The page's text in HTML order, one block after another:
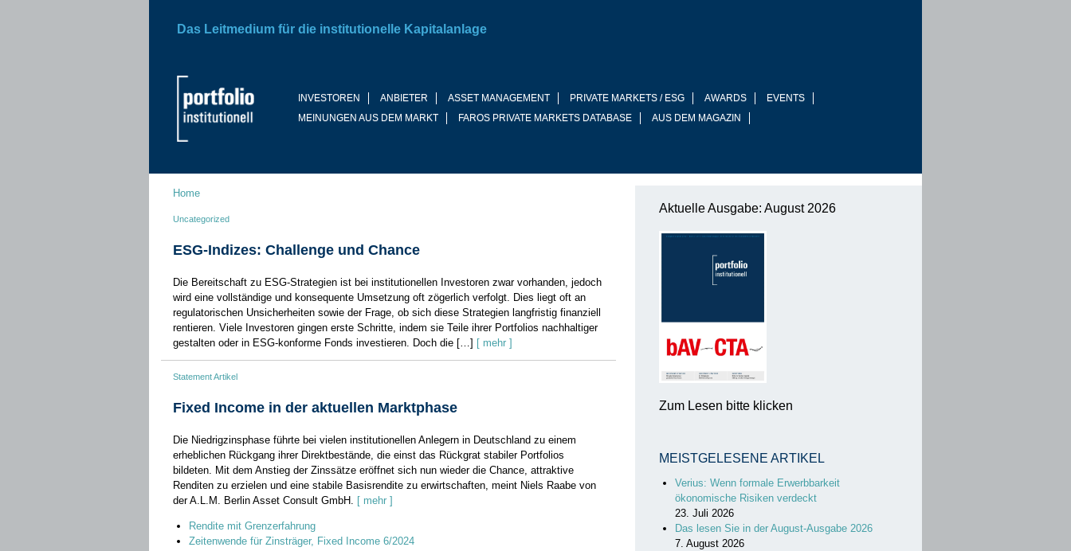
INVESTOREN ANBIETER ASSET MANAGEMENT PRIVATE MARKETS / ESG AWARDS
EVENTS
MEINUNGEN AUS DEM MARKT
FAROS PRIVATE MARKETS DATABASE AUS DEM MAGAZIN
Das Leitmedium für die institutionelle Kapitalanlage
Home
Uncategorized
ESG-Indizes: Challenge und Chance
Die Bereitschaft zu ESG-Strategien ist bei institutionellen Investoren zwar vorhanden, jedoch
wird eine vollständige und konsequente Umsetzung oft zögerlich verfolgt. Dies liegt oft an
regulatorischen Unsicherheiten sowie der Frage, ob sich diese Strategien langfristig finanziell
rentieren. Viele Investoren gingen erste Schritte, indem sie Teile ihrer Portfolios nachhaltiger
gestalten oder in ESG-konforme Fonds investieren. Doch die […] [ mehr ]
Statement Artikel
Fixed Income in der aktuellen Marktphase
Die Niedrigzinsphase führte bei vielen institutionellen Anlegern in Deutschland zu einem
erheblichen Rückgang ihrer Direktbestände, die einst das Rückgrat stabiler Portfolios
bildeten. Mit dem Anstieg der Zinssätze eröffnet sich nun wieder die Chance, attraktive
Renditen zu erzielen und eine stabile Basisrendite zu erwirtschaften, meint Niels Raabe von
der A.L.M. Berlin Asset Consult GmbH. [ mehr ]
Rendite mit Grenzerfahrung
Zeitenwende für Zinsträger, Fixed Income 6/2024
Aktuelle Ausgabe: August 2026
Zum Lesen bitte klicken
MEISTGELESENE ARTIKEL
Verius: Wenn formale Erwerbbarkeit
ökonomische Risiken verdeckt
23. Juli 2026
Das lesen Sie in der August-Ausgabe 2026
7. August 2026